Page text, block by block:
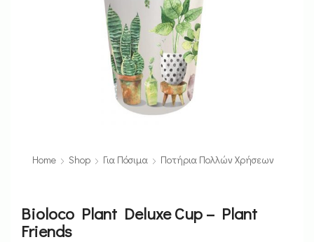
Home Shop Για Πόσιμα Ποτήρια Πολλών Χρήσεων
Bioloco Plant Deluxe Cup – Plant
Friends